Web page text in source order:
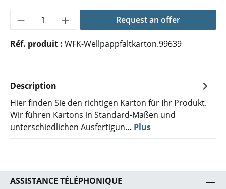
Quantité de produit : Entrez la
Request an offer
Réf. produit : WFK-Wellpappfaltkarton.99639
Description
Hier finden Sie den richtigen Karton für Ihr Produkt.
Wir führen Kartons in Standard-Maßen und
unterschiedlichen Ausfertigun… Plus
ASSISTANCE TÉLÉPHONIQUE